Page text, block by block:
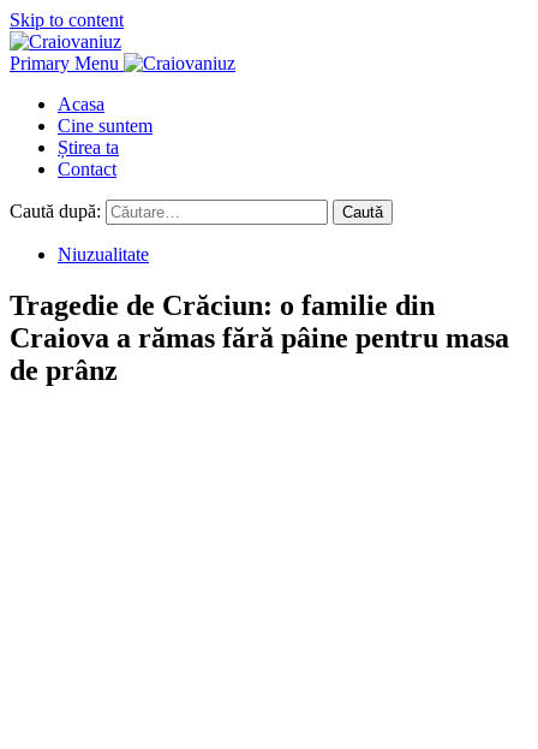
Skip to content
Primary Menu
Acasa
Cine suntem
Știrea ta
Contact
Caută după:
Niuzualitate
Tragedie de Crăciun: o familie din
Craiova a rămas fără pâine pentru masa
de prânz